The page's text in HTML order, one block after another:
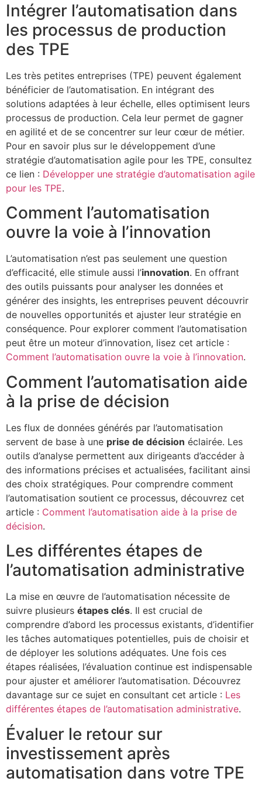
Intégrer l’automatisation dans
les processus de production
des TPE
Les très petites entreprises (TPE) peuvent également
bénéficier de l’automatisation. En intégrant des
solutions adaptées à leur échelle, elles optimisent leurs
processus de production. Cela leur permet de gagner
en agilité et de se concentrer sur leur cœur de métier.
Pour en savoir plus sur le développement d’une
stratégie d’automatisation agile pour les TPE, consultez
ce lien : Développer une stratégie d’automatisation agile
pour les TPE.
Comment l’automatisation
ouvre la voie à l’innovation
L’automatisation n’est pas seulement une question
d’efficacité, elle stimule aussi l’innovation. En offrant
des outils puissants pour analyser les données et
générer des insights, les entreprises peuvent découvrir
de nouvelles opportunités et ajuster leur stratégie en
conséquence. Pour explorer comment l’automatisation
peut être un moteur d’innovation, lisez cet article :
Comment l’automatisation ouvre la voie à l’innovation.
Comment l’automatisation aide
à la prise de décision
Les flux de données générés par l’automatisation
servent de base à une prise de décision éclairée. Les
outils d’analyse permettent aux dirigeants d’accéder à
des informations précises et actualisées, facilitant ainsi
des choix stratégiques. Pour comprendre comment
l’automatisation soutient ce processus, découvrez cet
article : Comment l’automatisation aide à la prise de
décision.
Les différentes étapes de
l’automatisation administrative
La mise en œuvre de l’automatisation nécessite de
suivre plusieurs étapes clés. Il est crucial de
comprendre d’abord les processus existants, d’identifier
les tâches automatiques potentielles, puis de choisir et
de déployer les solutions adéquates. Une fois ces
étapes réalisées, l’évaluation continue est indispensable
pour ajuster et améliorer l’automatisation. Découvrez
davantage sur ce sujet en consultant cet article : Les
différentes étapes de l’automatisation administrative.
Évaluer le retour sur
investissement après
automatisation dans votre TPE